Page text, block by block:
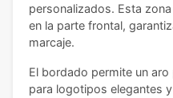
personalizados. Esta
en la parte frontal,
marcaje.
El bordado permite un
para logotipos elegantes